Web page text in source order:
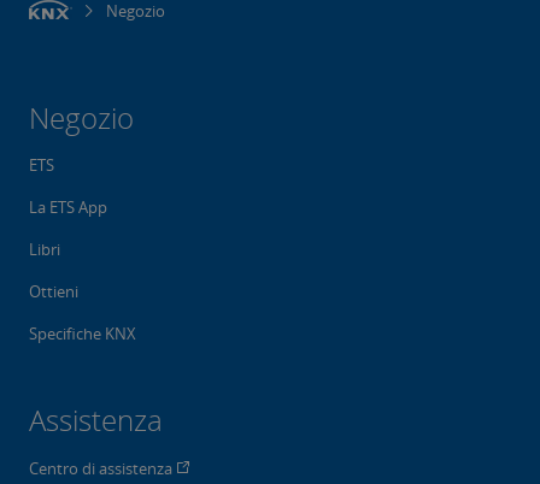
Negozio
Negozio
ETS
La ETS App
Libri
Ottieni
Specifiche KNX
Assistenza
Centro di assistenza